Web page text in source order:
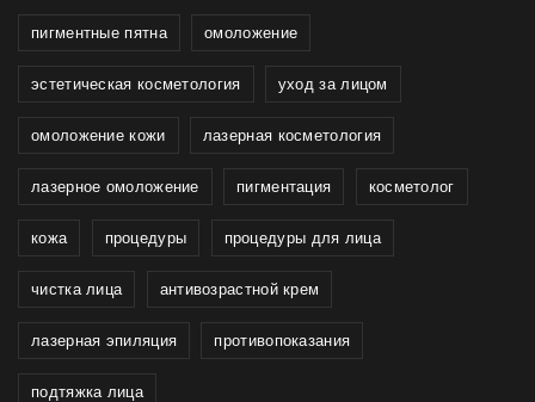
пигментные пятна омоложение
эстетическая косметология уход за лицом
омоложение кожи лазерная косметология
лазерное омоложение пигментация косметолог
кожа процедуры процедуры для лица
чистка лица антивозрастной крем
лазерная эпиляция противопоказания
подтяжка лица